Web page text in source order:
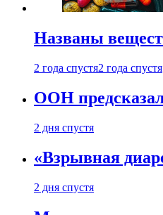
Названы
2 года спустя2 года спустя
ООН
2 дня спустя
«Взрывная
2 дня спустя